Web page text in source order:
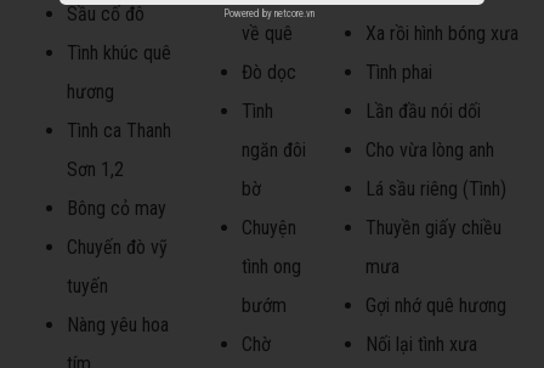
Sầu cố đô
Tình khúc quê
hương
Tình ca Thanh
Sơn 1,2
Bông cỏ may
Chuyến đò vỹ
tuyến
Nàng yêu hoa
về quê
Đò dọc
Tình
ngăn đôi
bờ
Chuyện
tình ong
bướm
Chờ
Xa rồi hình bóng xưa
Tình phai
Lần đầu nói dối
Cho vừa lòng anh
Lá sầu riêng (Tình)
Thuyền giấy chiều
mưa
Gợi nhớ quê hương
Nối lại tình xưa
Powered by netcore.vn